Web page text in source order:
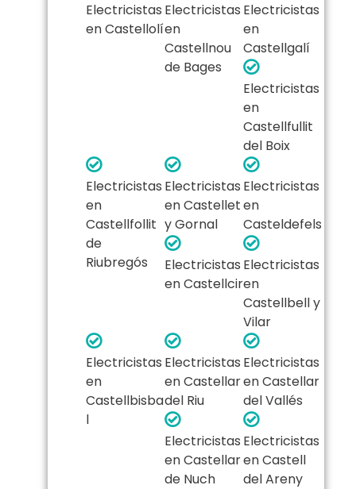
Electricistas
en Castellolí
Electricistas
en
Castellnou
de Bages
Electricistas
en
Castellgalí
Electricistas
en
Castellfullit
del Boix
Electricistas
en
Castellfollit
de
Riubregós
Electricistas
en Castellet
y Gornal
Electricistas
en
Casteldefels
Electricistas
en Castellcir
Electricistas
en
Castellbell y
Vilar
Electricistas
en
Castellbisba
l
Electricistas
en Castellar
del Riu
Electricistas
en Castellar
del Vallés
Electricistas
en Castellar
de Nuch
Electricistas
en Castell
del Areny